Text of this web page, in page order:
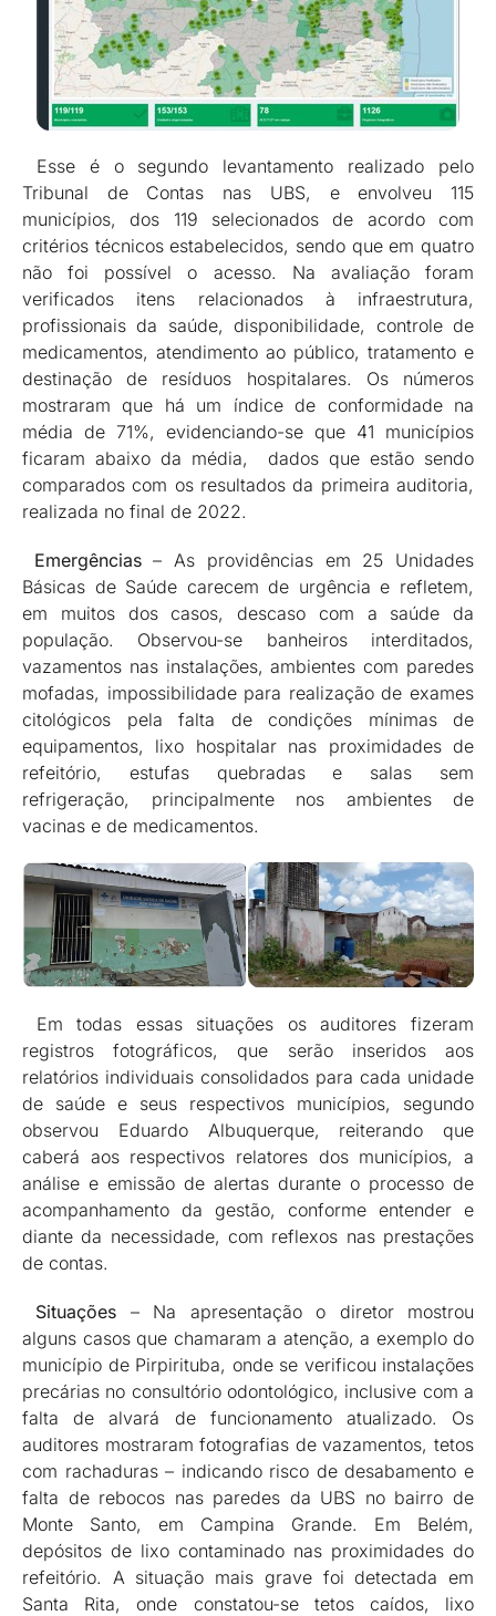
Esse é o segundo levantamento realizado pelo
Tribunal de Contas nas UBS, e envolveu 115
municípios, dos 119 selecionados de acordo com
critérios técnicos estabelecidos, sendo que em quatro
não foi possível o acesso. Na avaliação foram
verificados itens relacionados à infraestrutura,
profissionais da saúde, disponibilidade, controle de
medicamentos, atendimento ao público, tratamento e
destinação de resíduos hospitalares. Os números
mostraram que há um índice de conformidade na
média de 71%, evidenciando-se que 41 municípios
ficaram abaixo da média, dados que estão sendo
comparados com os resultados da primeira auditoria,
realizada no final de 2022.
Emergências– As providências em 25 Unidades
Básicas de Saúde carecem de urgência e refletem,
em muitos dos casos, descaso com a saúde da
população. Observou-se banheiros interditados,
vazamentos nas instalações, ambientes com paredes
mofadas, impossibilidade para realização de exames
citológicos pela falta de condições mínimas de
equipamentos, lixo hospitalar nas proximidades de
refeitório, estufas quebradas e salas sem
refrigeração, principalmente nos ambientes de
vacinas e de medicamentos.
Em todas essas situações os auditores fizeram
registros fotográficos, que serão inseridos aos
relatórios individuais consolidados para cada unidade
de saúde e seus respectivos municípios, segundo
observou Eduardo Albuquerque, reiterando que
caberá aos respectivos relatores dos municípios, a
análise e emissão de alertas durante o processo de
acompanhamento da gestão, conforme entender e
diante da necessidade, com reflexos nas prestações
de contas.
Situações – Na apresentação o diretor mostrou
alguns casos que chamaram a atenção, a exemplo do
município de Pirpirituba, onde se verificou instalações
precárias no consultório odontológico, inclusive com a
falta de alvará de funcionamento atualizado. Os
auditores mostraram fotografias de vazamentos, tetos
com rachaduras – indicando risco de desabamento e
falta de rebocos nas paredes da UBS no bairro de
Monte Santo, em Campina Grande. Em Belém,
depósitos de lixo contaminado nas proximidades do
refeitório. A situação mais grave foi detectada em
Santa Rita, onde constatou-se tetos caídos, lixo